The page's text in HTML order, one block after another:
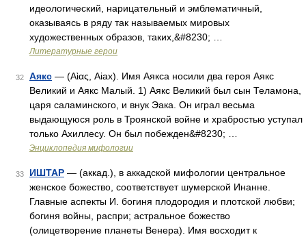
идеологический, нарицательный и эмблематичный,
оказываясь в ряду так называемых мировых
художественных образов, таких,&#8230; …
Литературные герои
32 Аякс — (Αὶας, Aiax). Имя Аякса носили два героя Аякс
Великий и Аякс Малый. 1) Аякс Великий был сын Теламона,
царя саламинского, и внук Эака. Он играл весьма
выдающуюся роль в Троянской войне и храбростью уступал
только Ахиллесу. Он был побежден&#8230; …
Энциклопедия мифологии
33 ИШТАР — (аккад.), в аккадской мифологии центральное
женское божество, соответствует шумерской Инанне.
Главные аспекты И. богиня плодородия и плотской любви;
богиня войны, распри; астральное божество
(олицетворение планеты Венера). Имя восходит к